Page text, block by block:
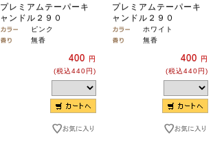
プレミアムテーパーキ
ャンドル２９０
ピンク
無香
400
円
(税込440円)
プレミアムテーパーキ
ャンドル２９０
ホワイト
無香
400
円
(税込440円)